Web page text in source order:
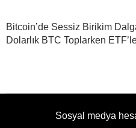
Bitcoin’de Sessiz Birikim
Dolarlık BTC Toplarken
Sosyal medya